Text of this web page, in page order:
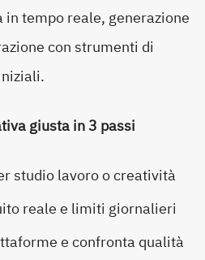
tempo reale, generazione
con strumenti di
giusta in 3 passi
studio lavoro o creatività
reale e limiti giornalieri
e confronta qualità